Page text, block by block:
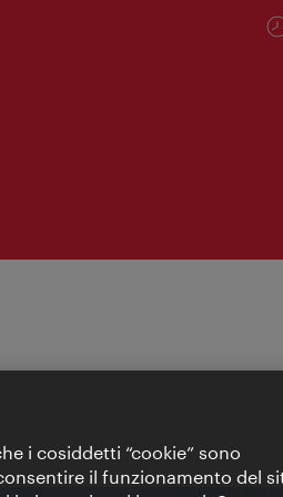
i cosiddetti “cookie” sono
il funzionamento del